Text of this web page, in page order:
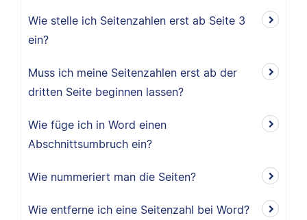
Wie stelle ich Seitenzahlen erst ab Seite 3
ein?
Muss ich meine Seitenzahlen erst ab der
dritten Seite beginnen lassen?
Wie füge ich in Word einen
Abschnittsumbruch ein?
Wie nummeriert man die Seiten?
Wie entferne ich eine Seitenzahl bei Word?